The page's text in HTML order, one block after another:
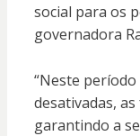
social para os
governadora
“Neste período
desativadas,
garantindo a